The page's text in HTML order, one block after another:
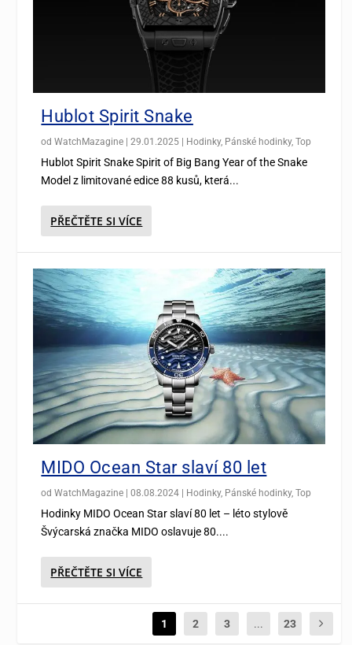
Hublot Spirit Snake
odWatchMazagine |29.01.2025 Hodinky, Pánské hodinky,Top
Hublot Spirit Snake Spirit of Big Bang Year of the Snake
Model z limitované edice 88 kusů, která...
PŘEČTĚTE SI VÍCE
MIDO Ocean Star slaví 80 let
odWatchMagazine |08.08.2024 | Hodinky, Pánské hodinky,Top
Hodinky MIDO Ocean Star slaví 80 let – léto stylově
Švýcarská značka MIDO oslavuje 80....
PŘEČTĚTE SI VÍCE
1 2 3 ... 23